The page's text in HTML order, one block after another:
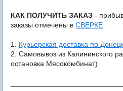
КАК ПОЛУЧИТЬ ЗАКАЗ -
заказы отмечены в СВЕРКЕ
1. Курьерская доставка по
2. Самовывоз из Калининского
остановка Мясокомбинат)